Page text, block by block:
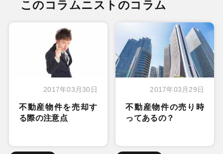
このコラムニストのコラム
2017年03月30日
不動産物件を売却す
る際の注意点
2017年03月29日
不動産物件の売り時
ってあるの？